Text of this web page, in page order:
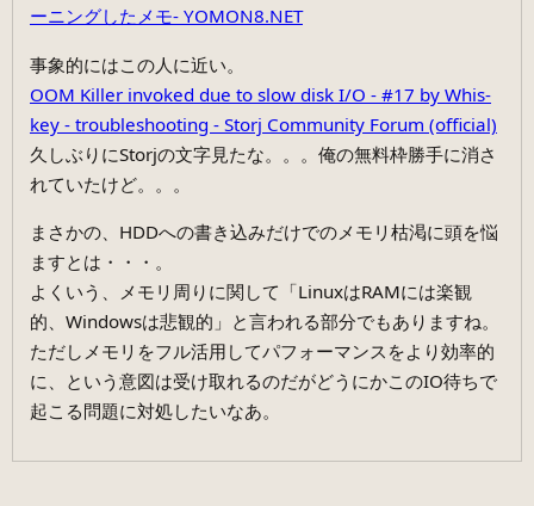
ーニングしたメモ- YOMON8.NET
事象的にはこの人に近い。
OOM Killer invoked due to slow disk I/O - #17 by Whis-
key - troubleshooting - Storj Community Forum (official)
久しぶりにStorjの文字見たな。。。俺の無料枠勝手に消さ
れていたけど。。。
まさかの、HDDへの書き込みだけでのメモリ枯渇に頭を悩
ますとは・・・。
よくいう、メモリ周りに関して「LinuxはRAMには楽観
的、Windowsは悲観的」と言われる部分でもありますね。
ただしメモリをフル活用してパフォーマンスをより効率的
に、という意図は受け取れるのだがどうにかこのIO待ちで
起こる問題に対処したいなあ。